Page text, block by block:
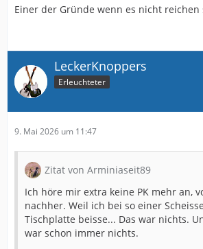
Einer der Gründe wenn es nicht reichen
LeckerKnoppers
Erleuchteter
9. Mai 2026 um 11:47
Zitat von Arminiaseit89
Ich höre mir extra keine PK mehr an,
nachher. Weil ich bei so einer
Tischplatte beisse... Das war nichts.
war schon immer nichts.